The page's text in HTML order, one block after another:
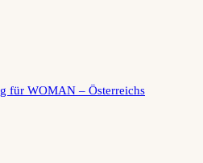
für WOMAN – Österreichs